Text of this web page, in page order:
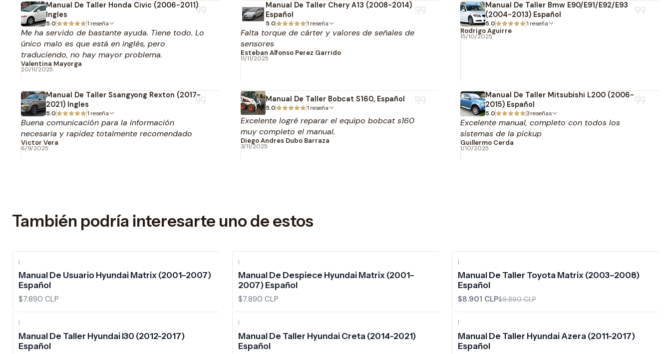
Manual De Taller Honda Civic (2006-2011)
Ingles
5.0 1 reseña
Me ha servido de bastante ayuda. Tiene todo. Lo
único malo es que está en inglés, pero
traduciendo, no hay mayor problema.
Valentina Mayorga
20/11/2025
Manual De Taller Chery A13 (2008-2014)
Español
5.0 1 reseña
Falta torque de cárter y valores de señales de
sensores
Esteban Alfonso Perez Garrido
11/11/2025
Manual De Taller Bmw E90/E91/E92/E93
(2004-2013) Español
5.0 1 reseña
Rodrigo Aguirre
15/10/2025
Manual De Taller Ssangyong Rexton (2017-
2021) Ingles
5.0 1 reseña
Buena comunicación para la información
necesaria y rapidez totalmente recomendado
Victor Vera
6/9/2025
Manual De Taller Bobcat S160, Español
5.0 1 reseña
Excelente logré reparar el equipo bobcat s160
muy completo el manual.
Diego Andres Dubo Barraza
3/11/2025
Manual De Taller Mitsubishi L200 (2006-
2015) Español
5.0 3 reseñas
Excelente manual, completo con todos los
sistemas de la pickup
Guillermo Cerda
1/10/2025
También podría interesarte uno de estos
|
Manual De Usuario Hyundai Matrix (2001–2007)
Español
$7.890 CLP
|
Manual De Despiece Hyundai Matrix (2001–
2007) Español
$7.890 CLP
|
Manual De Taller Toyota Matrix (2003–2008)
Español
$8.901 CLP$9.890 CLP
|
Manual De Taller Hyundai I30 (2012-2017)
Español
|
Manual De Taller Hyundai Creta (2014-2021)
Español
|
Manual De Taller Hyundai Azera (2011-2017)
Español